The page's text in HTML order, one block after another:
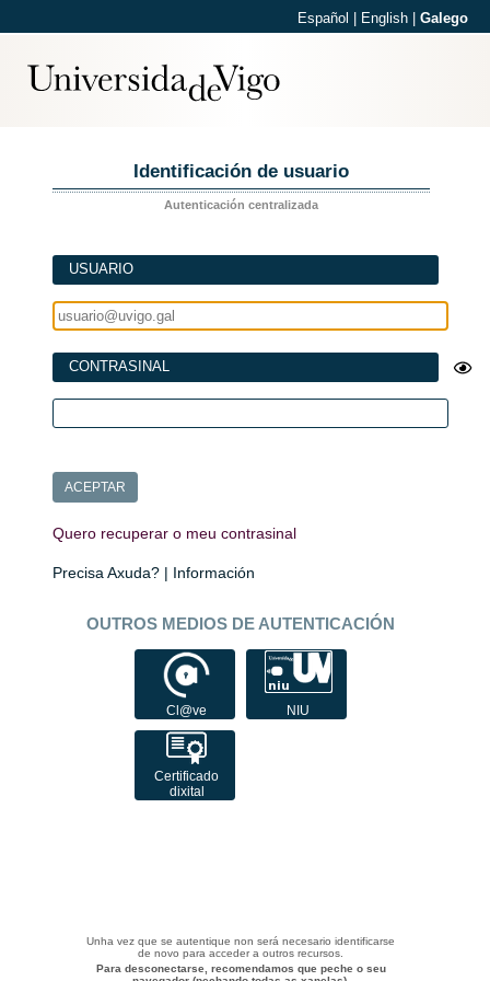
Español English Galego
Identificación de usuario
Autenticación centralizada
USUARIO
CONTRASINAL
Quero recuperar o meu contrasinal
Precisa Axuda? | Información
OUTROS MEDIOS DE AUTENTICACIÓN
Cl@ve NIU
Certificado
dixital
Unha vez que se autentique non será necesario identificarse
de novo para acceder a outros recursos.
Para desconectarse, recomendamos que peche o seu